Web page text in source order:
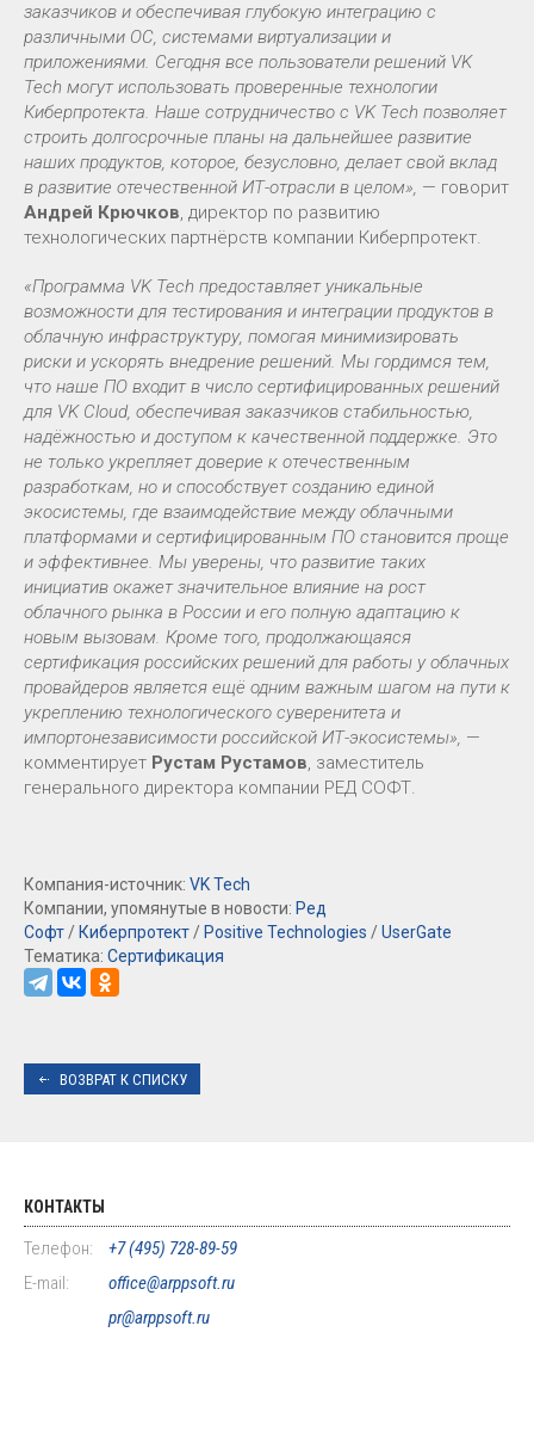
заказчиков и обеспечивая глубокую интеграцию с
различными ОС, системами виртуализации и
приложениями. Сегодня все пользователи решений VK
Tech могут использовать проверенные технологии
Киберпротекта. Наше сотрудничество с VK Tech позволяет
строить долгосрочные планы на дальнейшее развитие
наших продуктов, которое, безусловно, делает свой вклад
в развитие отечественной ИТ-отрасли в целом», — говорит
Андрей Крючков, директор по развитию
технологических партнёрств компании Киберпротект.
«Программа VK Tech предоставляет уникальные
возможности для тестирования и интеграции продуктов в
облачную инфраструктуру, помогая минимизировать
риски и ускорять внедрение решений. Мы гордимся тем,
что наше ПО входит в число сертифицированных решений
для VK Cloud, обеспечивая заказчиков стабильностью,
надёжностью и доступом к качественной поддержке. Это
не только укрепляет доверие к отечественным
разработкам, но и способствует созданию единой
экосистемы, где взаимодействие между облачными
платформами и сертифицированным ПО становится проще
и эффективнее. Мы уверены, что развитие таких
инициатив окажет значительное влияние на рост
облачного рынка в России и его полную адаптацию к
новым вызовам. Кроме того, продолжающаяся
сертификация российских решений для работы у облачных
провайдеров является ещё одним важным шагом на пути к
укреплению технологического суверенитета и
импортонезависимости российской ИТ-экосистемы», —
комментирует Рустам Рустамов , заместитель
генерального директора компании РЕД СОФТ.
Компания-источник: VK Tech
Компании, упомянутые в новости: Ред
Софт /Киберпротект /Positive Technologies /UserGate
Тематика: Сертификация
ВОЗВРАТ К СПИСКУ
КОНТАКТЫ
Телефон:
+7 (495) 728-89-59
E-mail:
office@arppsoft.ru
pr@arppsoft.ru